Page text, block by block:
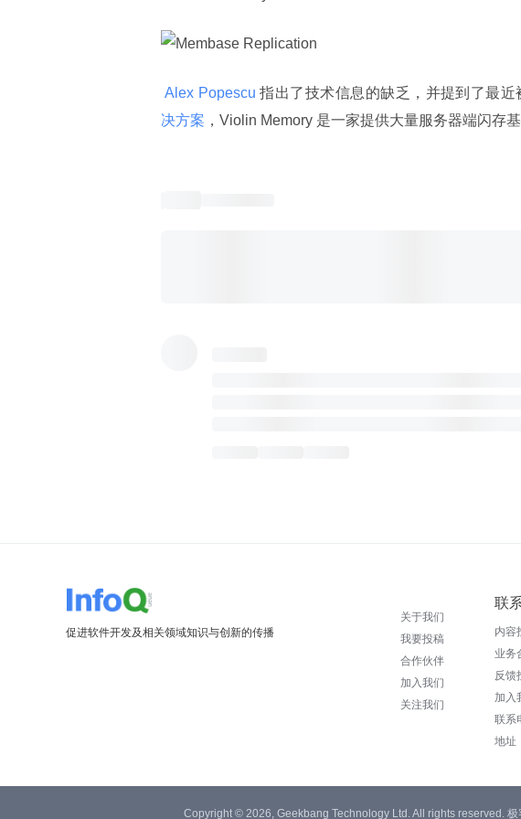
Alex Popescu 指出了技术信息的缺乏，并提到了最近
决方案 ，Violin Memory 是一家提供大量服务器端闪存
促进软件开发及相关领域知识与创新的传播
关于我们
我要投稿
合作伙伴
加入我们
关注我们
联
内容
业务
反馈
加入
联系
地址
Copyright © 2026, Geekbang Technology Ltd. All rights reserved. 极